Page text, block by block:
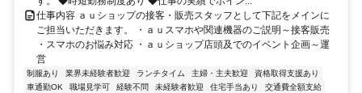
仕事内容 ａｕショップの接客・販売スタッフとして下記をメインに
ご担当いただきます。 ・ａｕスマホや関連機器のご説明～接客販売
・スマホのお悩み対応 ・ａｕショップ店頭及でのイベント企画～運
営
制服あり 業界未経験者歓迎 ランチタイム 主婦・主夫歓迎
資格取得支援あり
車通勤OK
職場見学可 経験不問 未経験者歓迎 住宅手当あり
交通費全額支給